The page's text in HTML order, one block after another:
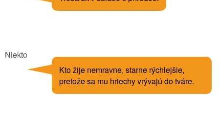
Niekto
Kto žije nemravne, starne rýchlejšie,
pretože sa mu hriechy vrývajú do tváre.